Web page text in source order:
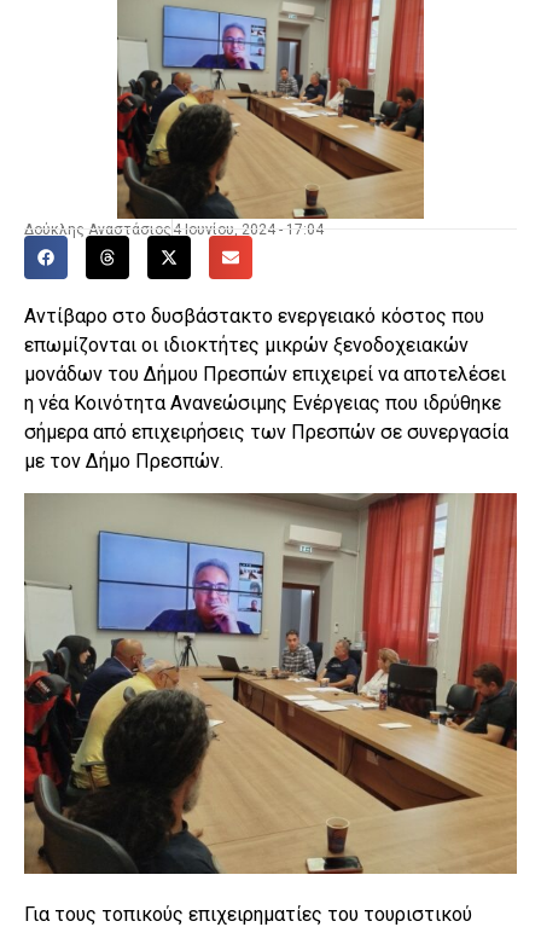
Δούκλης Αναστάσιος 4 Ιουνίου, 2024 - 17:04
Αντίβαρο στο δυσβάστακτο ενεργειακό κόστος που
επωμίζονται οι ιδιοκτήτες μικρών ξενοδοχειακών
μονάδων του Δήμου Πρεσπών επιχειρεί να αποτελέσει
η νέα Κοινότητα Ανανεώσιμης Ενέργειας που ιδρύθηκε
σήμερα από επιχειρήσεις των Πρεσπών σε συνεργασία
με τον Δήμο Πρεσπών.
Για τους τοπικούς επιχειρηματίες του τουριστικού